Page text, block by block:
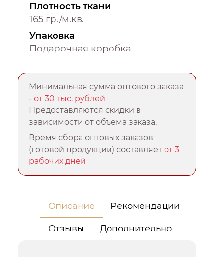
Плотность ткани
165 гр./м.кв.
Упаковка
Подарочная коробка
Минимальная сумма оптового заказа
-от 30 тыс. рублей
Предоставляются скидки в
зависимости от объема заказа.
Время сбора оптовых заказов
(готовой продукции) составляетот 3
рабочих дней
Описание Рекомендации
Отзывы Дополнительно